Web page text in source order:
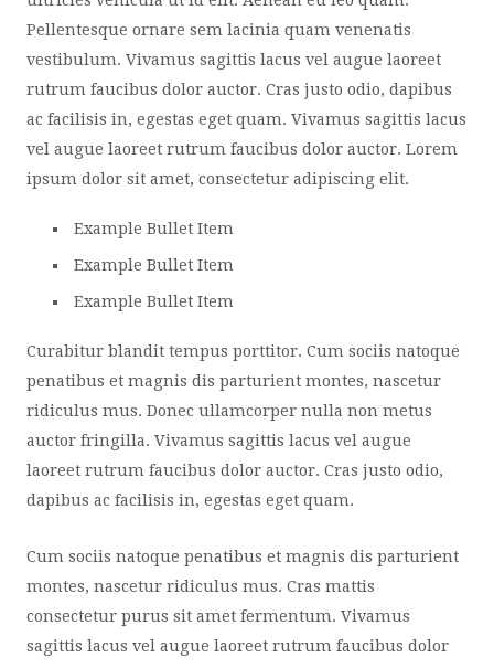
Pellentesque ornare sem lacinia quam venenatis
vestibulum. Vivamus sagittis lacus vel augue laoreet
rutrum faucibus dolor auctor. Cras justo odio, dapibus
ac facilisis in, egestas eget quam. Vivamus sagittis lacus
vel augue laoreet rutrum faucibus dolor auctor. Lorem
ipsum dolor sit amet, consectetur adipiscing elit.
Example Bullet Item
Example Bullet Item
Example Bullet Item
Curabitur blandit tempus porttitor. Cum sociis natoque
penatibus et magnis dis parturient montes, nascetur
ridiculus mus. Donec ullamcorper nulla non metus
auctor fringilla. Vivamus sagittis lacus vel augue
laoreet rutrum faucibus dolor auctor. Cras justo odio,
dapibus ac facilisis in, egestas eget quam.
Cum sociis natoque penatibus et magnis dis parturient
montes, nascetur ridiculus mus. Cras mattis
consectetur purus sit amet fermentum. Vivamus
sagittis lacus vel augue laoreet rutrum faucibus dolor